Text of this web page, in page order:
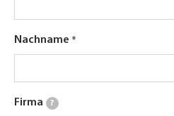
Nachname
Firma ?